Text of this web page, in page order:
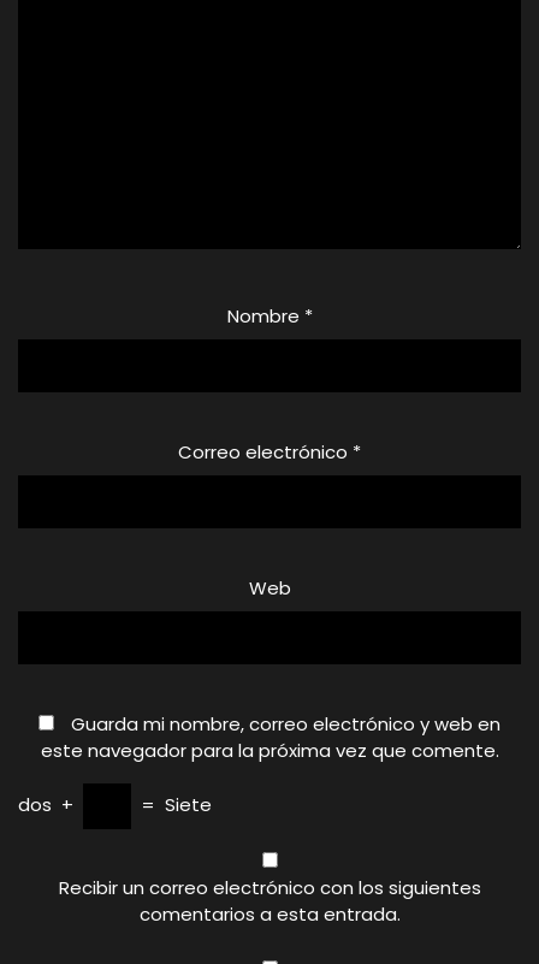
Nombre *
Correo electrónico *
Web
Guarda mi nombre, correo electrónico y web en
este navegador para la próxima vez que comente.
dos + = Siete
Recibir un correo electrónico con los siguientes
comentarios a esta entrada.